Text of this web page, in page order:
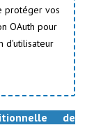
protéger vos
OAuth pour
d'utilisateur
de